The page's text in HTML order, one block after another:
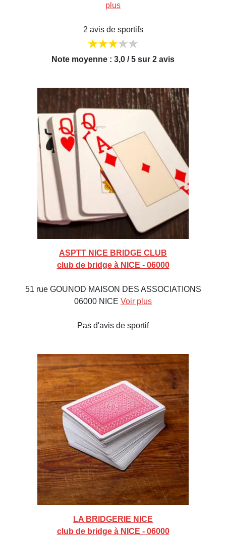
plus
2 avis de sportifs
Note moyenne : 3,0 / 5 sur 2 avis
ASPTT NICE BRIDGE CLUB
club de bridge à NICE - 06000
51 rue GOUNOD MAISON DES ASSOCIATIONS
06000 NICE Voir plus
Pas d'avis de sportif
LA BRIDGERIE NICE
club de bridge à NICE - 06000